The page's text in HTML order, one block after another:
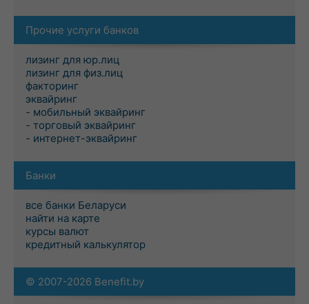
Прочие услуги банков
лизинг для юр.лиц
лизинг для физ.лиц
факторинг
эквайринг
- мобильный эквайринг
- торговый эквайринг
- интернет-эквайринг
Банки
все банки Беларуси
найти на карте
курсы валют
кредитный калькулятор
© 2007-2026 Benefit.by